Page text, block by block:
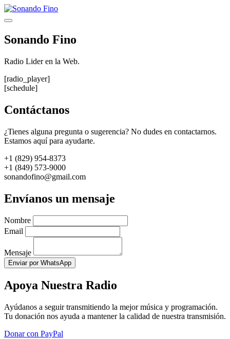
Saltar
al
Menú
Sonando Fino
Radio Lider en la Web.
[radio_player]
[schedule]
Contáctanos
¿Tienes alguna pregunta o sugerencia? No dudes en contactarnos.
Estamos aquí para ayudarte.
+1 (829) 954-8373
+1 (849) 573-9000
sonandofino@gmail.com
Envíanos un mensaje
Nombre
Email
Mensaje
Enviar por WhatsApp
Apoya Nuestra Radio
Ayúdanos a seguir transmitiendo la mejor música y programación.
Tu donación nos ayuda a mantener la calidad de nuestra transmisión.
Donar con PayPal